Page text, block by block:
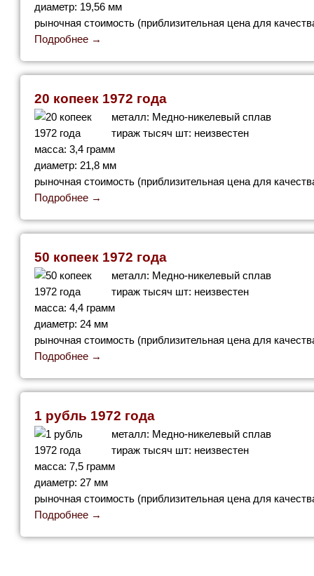
диаметр: 19,56 мм
рыночная стоимость (приблизительная цена для
Подробнее →
20 копеек 1972 года
металл: Медно-никелевый сплав
тираж тысяч шт: неизвестен
масса: 3,4 грамм
диаметр: 21,8 мм
рыночная стоимость (приблизительная цена для
Подробнее →
50 копеек 1972 года
металл: Медно-никелевый сплав
тираж тысяч шт: неизвестен
масса: 4,4 грамм
диаметр: 24 мм
рыночная стоимость (приблизительная цена для
Подробнее →
1 рубль 1972 года
металл: Медно-никелевый сплав
тираж тысяч шт: неизвестен
масса: 7,5 грамм
диаметр: 27 мм
рыночная стоимость (приблизительная цена для
Подробнее →